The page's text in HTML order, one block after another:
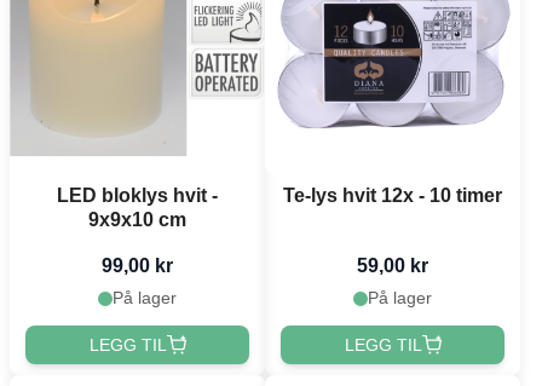
LED bloklys hvit -
9x9x10 cm
99,00 kr
På lager
LEGG TIL
Te-lys hvit 12x - 10 timer
59,00 kr
På lager
LEGG TIL